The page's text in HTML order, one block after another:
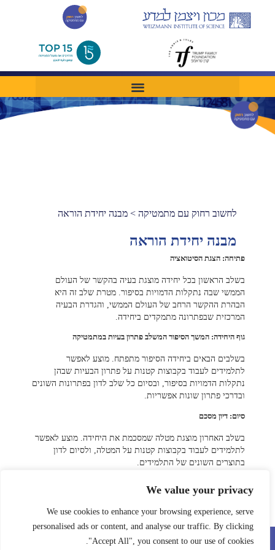
We value your privacy
We use cookies to enhance your browsing experience, serve
personalised ads or content, and analyse our traffic. By clicking
"Accept All", you consent to our use of cookies.
לחשוב רחוק עם מתמטיקה> מבנה יחידת הוראה
מבנה יחידת הוראה
פתיחה: הצגת הסיטואציה
בשלב הראשון בכל יחידה מוצגת בעיה בהקשר של העולם
הממשי שבה נתקלות הדמויות בסיפור. מטרת שלב זה היא
הבהרת ההקשר הרחב של העולם הממשי, והגדרת הבעיה
המרכזית שבפתרונה מתמקדים ביחידה.
גוף היחידה: המשך הסיפור המשלב פתרון בעיות במתמטיקה
בשלבים הבאים ביחידה הסיפור מתפתח. מוצע לאפשר
לתלמידים לעבוד בקבוצות קטנות על פתרון הבעיות שבהן
נתקלות הדמויות בסיפור, ובסיום כל שלב לדון בפתרונות השונים
ובדרכי פתרון שונות אפשריות.
סיום: דיון מסכם
בשלב האחרון מוצגת מטלה שמסכמת את היחידה. מוצע לאפשר
לתלמידים לעבוד בקבוצות קטנות על המטלה, ולסיום לדון
בתוצרים השונים של התלמידים.
חזרה לדף הבית
© כל הזכויות שמורות למחלקה